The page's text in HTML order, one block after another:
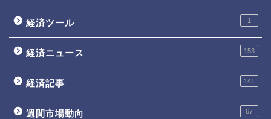
経済ツール 1
経済ニュース 153
経済記事 141
週間市場動向 67